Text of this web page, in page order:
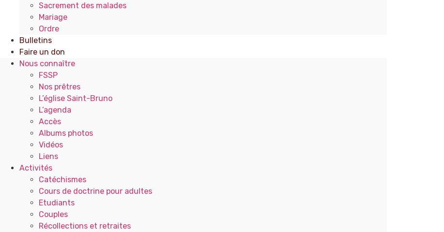
Sacrement des malades
Mariage
Ordre
Bulletins
Faire un don
Nous connaître
FSSP
Nos prêtres
L’église Saint-Bruno
L’agenda
Accès
Albums photos
Vidéos
Liens
Activités
Catéchismes
Cours de doctrine pour adultes
Etudiants
Couples
Récollections et retraites